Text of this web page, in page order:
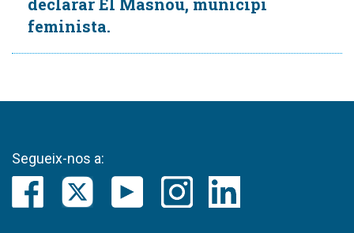
feminista.
Segueix-nos a: